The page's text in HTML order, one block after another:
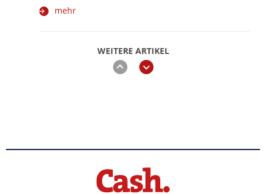
WEITERE ARTIKEL
zurückweiter
mehr